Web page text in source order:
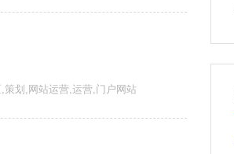
,策划 , 网站运营,运营,门户网站